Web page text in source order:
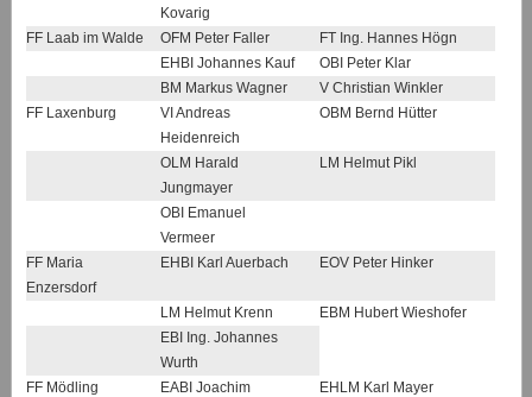
Kovarig
FF Laab im Walde
OFM Peter Faller
FT Ing. Hannes Högn
EHBI Johannes Kauf
OBI Peter Klar
BM Markus Wagner
V Christian Winkler
FF Laxenburg
VI Andreas
Heidenreich
OBM Bernd Hütter
OLM Harald
Jungmayer
LM Helmut Pikl
OBI Emanuel
Vermeer
FF Maria
Enzersdorf
EHBI Karl Auerbach EOV Peter Hinker
LM Helmut Krenn
EBM Hubert Wieshofer
EBI Ing. Johannes
Wurth
FF Mödling
EABI Joachim
EHLM Karl Mayer